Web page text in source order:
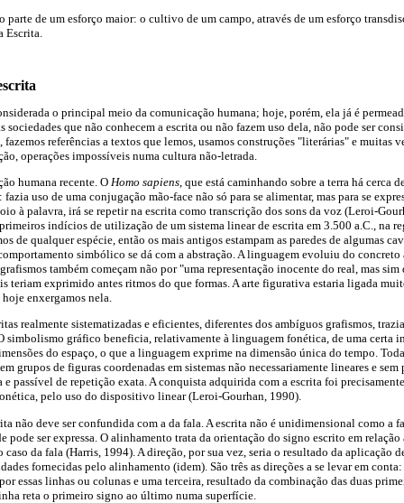
parte de um esforço maior: o cultivo de um campo, através de um esforço
Escrita.
o principal meio da comunicação humana; hoje, porém, ela já é
sociedades que não conhecem a escrita ou não fazem uso dela, não pode ser
fazemos referências a textos que lemos, usamos construções "literárias" e muitas
operações impossíveis numa cultura não-letrada.
humana recente. O Homo sapiens, que está caminhando sobre a terra há cerca
uso de uma conjugação mão-face não só para se alimentar, mas para se
à palavra, irá se repetir na escrita como transcrição dos sons da voz (Leroi-
indícios de utilização de um sistema linear de escrita em 3.500 a.C., na
de qualquer espécie, então os mais antigos estampam as paredes de algumas
simbólico se dá com a abstração. A linguagem evoluiu do concreto
também começam não por "uma representação inocente do real, mas
teriam exprimido antes ritmos do que formas. A arte figurativa estaria ligada
enxergamos nela.
realmente sistematizadas e eficientes, diferentes dos ambíguos grafismos,
simbolismo gráfico beneficia, relativamente à linguagem fonética, de uma certa
do espaço, o que a linguagem exprime na dimensão única do tempo.
grupos de figuras coordenadas em sistemas não necessariamente lineares e
passível de repetição exata. A conquista adquirida com a escrita foi
pelo uso do dispositivo linear (Leroi-Gourhan, 1990).
não deve ser confundida com a da fala. A escrita não é unidimensional como a
pode ser expressa. O alinhamento trata da orientação do signo escrito em
da fala (Harris, 1994). A direção, por sua vez, seria o resultado da aplicação
fornecidas pelo alinhamento (idem). São três as direções a se levar em
essas linhas ou colunas e uma terceira, resultado da combinação das duas
reta o primeiro signo ao último numa superfície.